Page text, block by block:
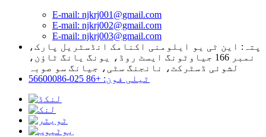
E-mail: njkrj001@gmail.com
E-mail: njkrj002@gmail.com
E-mail: njkrj003@gmail.com
پتہ: این ٹی یو ایلومنی اکنامک انڈسٹریل پارک،
نمبر 166 جیاوٹونگ ایسٹ روڈ، یونگ یانگ ٹاؤن،
لشوئی ڈسٹرکٹ، نانجنگ سٹی، جیانگ سو صوبہ
ٹیلی فون: +86 025-56600086